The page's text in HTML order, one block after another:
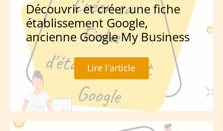
Découvrir et créer une fiche
établissement Google,
ancienne Google My Business
Lire l'article